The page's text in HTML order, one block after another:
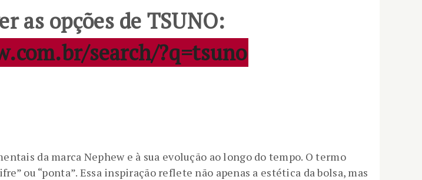
as opções de TSUNO:
search/?q=tsuno
da marca Nephew e à sua evolução ao longo do tempo. O termo
ou “ponta”. Essa inspiração reflete não apenas a estética da bolsa, mas